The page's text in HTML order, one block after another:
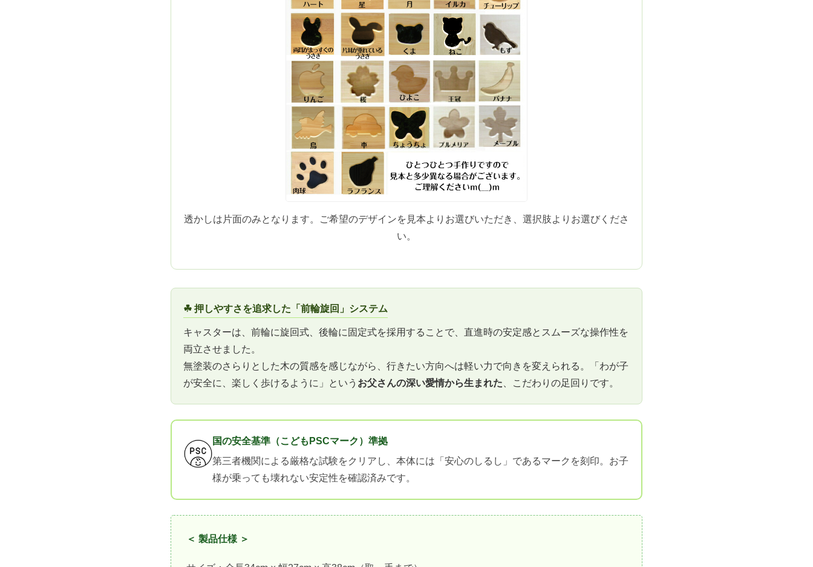
透かしは片面のみとなります。ご希望のデザインを見本よりお選びいただき、選択肢よりお選びくださ
い。
☘ 押しやすさを追求した「前輪旋回」システム
キャスターは、前輪に旋回式、後輪に固定式を採用することで、直進時の安定感とスムーズな操作性を
両立させました。
無塗装のさらりとした木の質感を感じながら、行きたい方向へは軽い力で向きを変えられる。「わが子
が安全に、楽しく歩けるように」という お父さんの深い愛情から生まれた、こだわりの足回りです。
国の安全基準（こどもPSCマーク）準拠
第三者機関による厳格な試験をクリアし、本体には「安心のしるし」であるマークを刻印。お子
様が乗っても壊れない安定性を確認済みです。
＜ 製品仕様 ＞